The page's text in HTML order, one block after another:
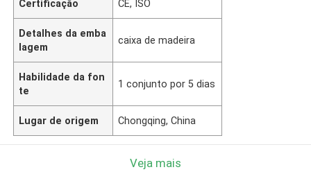
Certificação CE, ISO
Detalhes da emba
lagem
caixa de madeira
Habilidade da fon
te
1 conjunto por 5 dias
Lugar de origem Chongqing, China
Veja mais